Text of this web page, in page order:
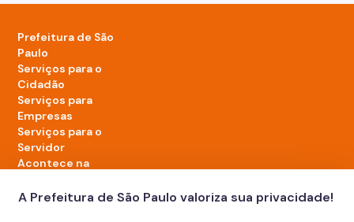
Prefeitura de São
Paulo
Serviços para o
Cidadão
Serviços para
Empresas
Serviços para o
Servidor
Acontece na
A Prefeitura de São Paulo valoriza sua privacidade!